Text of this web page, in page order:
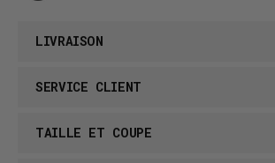
LIVRAISON
SERVICE CLIENT
TAILLE ET COUPE